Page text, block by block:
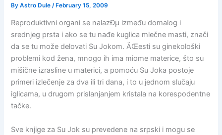
ByAstro Dule /February 15, 2009
Reproduktivni organi se nalazÐµ između domalog i
srednjeg prsta i ako se tu nađe kuglica mlečne masti, znači
da se tu može delovati Su Jokom. ÄŒesti su ginekološki
problemi kod žena, mnogo ih ima miome materice, što su
mišične izrasline u materici, a pomoću Su Joka postoje
primeri izlečenje za dva ili tri dana, i to u jednom slučaju
iglicama, u drugom prislanjanjem kristala na korespodentne
tačke.
Sve knjige za Su Jok su prevedene na srpski i mogu se